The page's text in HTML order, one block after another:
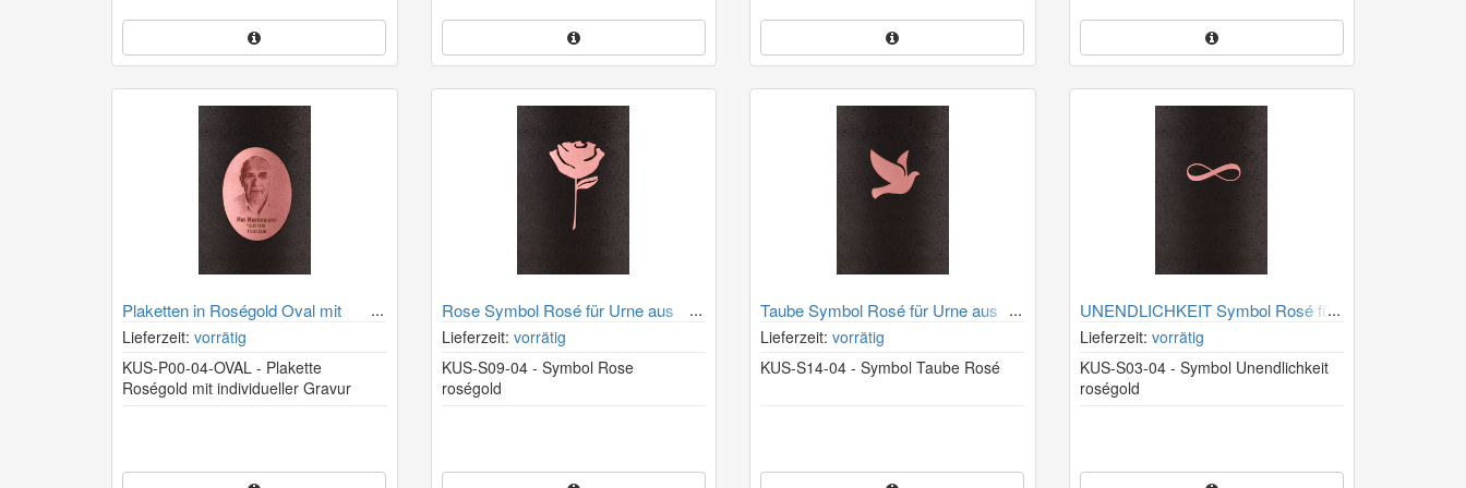
Plaketten in Roségold Oval mit
Gravur für Kohleurnen
Lieferzeit: vorrätig
KUS-P00-04-OVAL - Plakette
Roségold mit individueller Gravur
Rose Symbol Rosé für Urne aus
Kohle
Lieferzeit: vorrätig
KUS-S09-04 - Symbol Rose
roségold
Taube Symbol Rosé für Urne aus
Kohle
Lieferzeit: vorrätig
KUS-S14-04 - Symbol Taube Rosé
UNENDLICHKEIT Symbol Rosé für
Urne aus Kohle
Lieferzeit: vorrätig
KUS-S03-04 - Symbol Unendlichkeit
roségold